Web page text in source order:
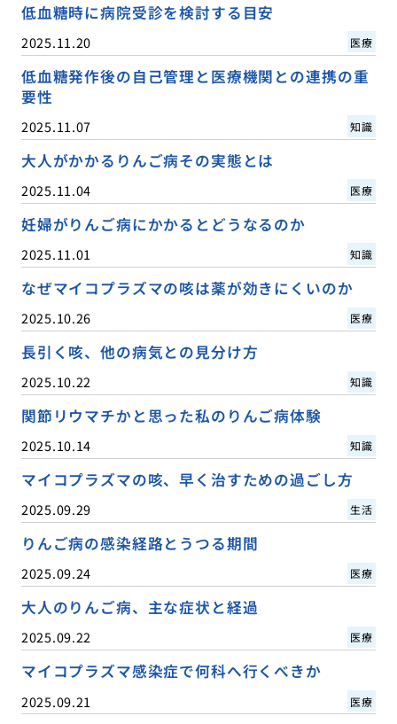
低血糖時に病院受診を検討する目安
2025.11.20 医療
低血糖発作後の自己管理と医療機関との連携の重
要性
2025.11.07 知識
大人がかかるりんご病その実態とは
2025.11.04 医療
妊婦がりんご病にかかるとどうなるのか
2025.11.01 知識
なぜマイコプラズマの咳は薬が効きにくいのか
2025.10.26 医療
長引く咳、他の病気との見分け方
2025.10.22 知識
関節リウマチかと思った私のりんご病体験
2025.10.14 知識
マイコプラズマの咳、早く治すための過ごし方
2025.09.29 生活
りんご病の感染経路とうつる期間
2025.09.24 医療
大人のりんご病、主な症状と経過
2025.09.22 医療
マイコプラズマ感染症で何科へ行くべきか
2025.09.21 医療